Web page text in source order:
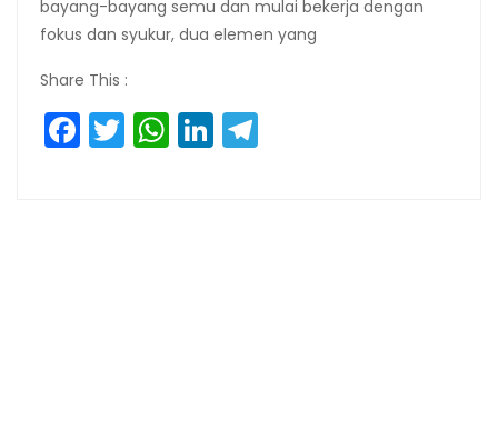
bayang-bayang semu dan mulai bekerja dengan
fokus dan syukur, dua elemen yang
Share This :
Facebook
Twitter
WhatsApp
LinkedIn